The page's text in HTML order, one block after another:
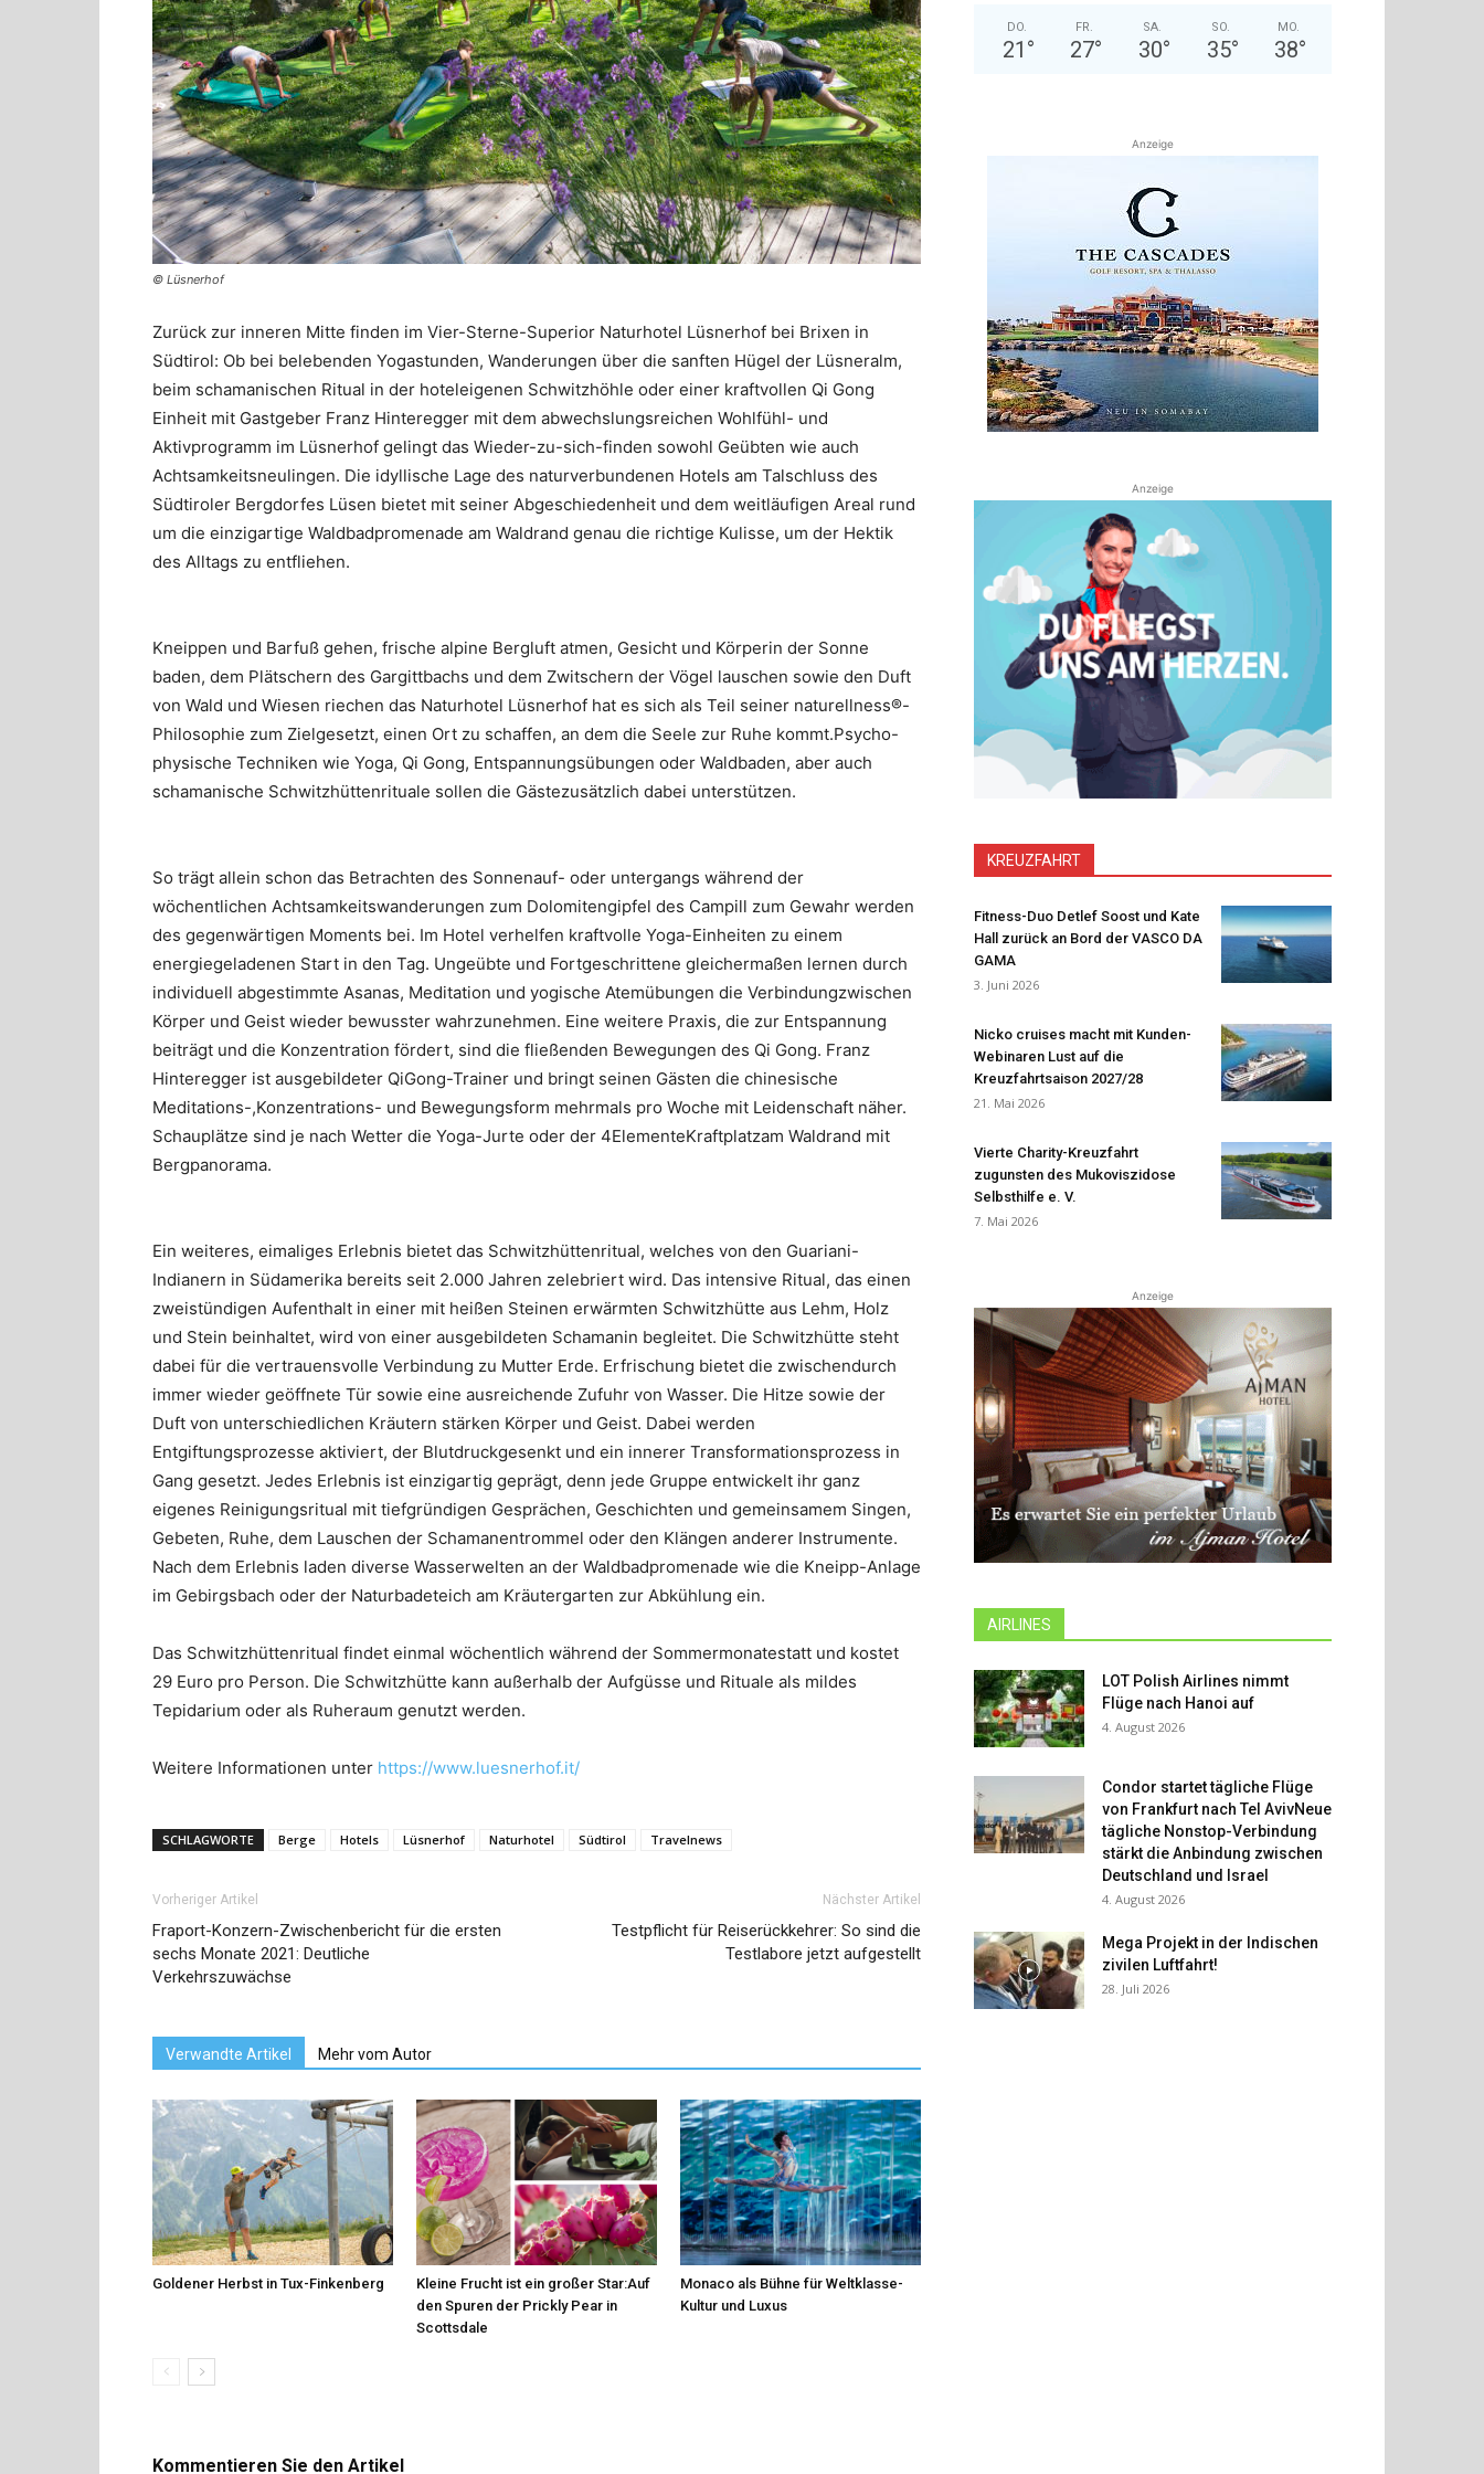
© Lüsnerhof
Zurück zur inneren Mitte finden im Vier-Sterne-Superior Naturhotel Lüsnerhof bei Brixen in
Südtirol: Ob bei belebenden Yogastunden, Wanderungen über die sanften Hügel der Lüsneralm,
beim schamanischen Ritual in der hoteleigenen Schwitzhöhle oder einer kraftvollen Qi Gong
Einheit mit Gastgeber Franz Hinteregger mit dem abwechslungsreichen Wohlfühl- und
Aktivprogramm im Lüsnerhof gelingt das Wieder-zu-sich-finden sowohl Geübten wie auch
Achtsamkeitsneulingen. Die idyllische Lage des naturverbundenen Hotels am Talschluss des
Südtiroler Bergdorfes Lüsen bietet mit seiner Abgeschiedenheit und dem weitläufigen Areal rund
um die einzigartige Waldbadpromenade am Waldrand genau die richtige Kulisse, um der Hektik
des Alltags zu entfliehen.
Kneippen und Barfuß gehen, frische alpine Bergluft atmen, Gesicht und Körperin der Sonne
baden, dem Plätschern des Gargittbachs und dem Zwitschern der Vögel lauschen sowie den Duft
von Wald und Wiesen riechen das Naturhotel Lüsnerhof hat es sich als Teil seiner naturellness®-
Philosophie zum Zielgesetzt, einen Ort zu schaffen, an dem die Seele zur Ruhe kommt.Psycho-
physische Techniken wie Yoga, Qi Gong, Entspannungsübungen oder Waldbaden, aber auch
schamanische Schwitzhüttenrituale sollen die Gästezusätzlich dabei unterstützen.
So trägt allein schon das Betrachten des Sonnenauf- oder untergangs während der
wöchentlichen Achtsamkeitswanderungen zum Dolomitengipfel des Campill zum Gewahr werden
des gegenwärtigen Moments bei. Im Hotel verhelfen kraftvolle Yoga-Einheiten zu einem
energiegeladenen Start in den Tag. Ungeübte und Fortgeschrittene gleichermaßen lernen durch
individuell abgestimmte Asanas, Meditation und yogische Atemübungen die Verbindungzwischen
Körper und Geist wieder bewusster wahrzunehmen. Eine weitere Praxis, die zur Entspannung
beiträgt und die Konzentration fördert, sind die fließenden Bewegungen des Qi Gong. Franz
Hinteregger ist ausgebildeter QiGong-Trainer und bringt seinen Gästen die chinesische
Meditations-,Konzentrations- und Bewegungsform mehrmals pro Woche mit Leidenschaft näher.
Schauplätze sind je nach Wetter die Yoga-Jurte oder der 4ElementeKraftplatzam Waldrand mit
Bergpanorama.
Ein weiteres, eimaliges Erlebnis bietet das Schwitzhüttenritual, welches von den Guariani-
Indianern in Südamerika bereits seit 2.000 Jahren zelebriert wird. Das intensive Ritual, das einen
zweistündigen Aufenthalt in einer mit heißen Steinen erwärmten Schwitzhütte aus Lehm, Holz
und Stein beinhaltet, wird von einer ausgebildeten Schamanin begleitet. Die Schwitzhütte steht
dabei für die vertrauensvolle Verbindung zu Mutter Erde. Erfrischung bietet die zwischendurch
immer wieder geöffnete Tür sowie eine ausreichende Zufuhr von Wasser. Die Hitze sowie der
Duft von unterschiedlichen Kräutern stärken Körper und Geist. Dabei werden
Entgiftungsprozesse aktiviert, der Blutdruckgesenkt und ein innerer Transformationsprozess in
Gang gesetzt. Jedes Erlebnis ist einzigartig geprägt, denn jede Gruppe entwickelt ihr ganz
eigenes Reinigungsritual mit tiefgründigen Gesprächen, Geschichten und gemeinsamem Singen,
Gebeten, Ruhe, dem Lauschen der Schamanentrommel oder den Klängen anderer Instrumente.
Nach dem Erlebnis laden diverse Wasserwelten an der Waldbadpromenade wie die Kneipp-Anlage
im Gebirgsbach oder der Naturbadeteich am Kräutergarten zur Abkühlung ein.
Das Schwitzhüttenritual findet einmal wöchentlich während der Sommermonatestatt und kostet
29 Euro pro Person. Die Schwitzhütte kann außerhalb der Aufgüsse und Rituale als mildes
Tepidarium oder als Ruheraum genutzt werden.
Weitere Informationen unter https://www.luesnerhof.it/
SCHLAGWORTE Berge Hotels Lüsnerhof Naturhotel Südtirol Travelnews
Vorheriger Artikel
Fraport-Konzern-Zwischenbericht für die ersten
sechs Monate 2021: Deutliche
Verkehrszuwächse
Nächster Artikel
Testpflicht für Reiserückkehrer: So sind die
Testlabore jetzt aufgestellt
Verwandte Artikel Mehr vom Autor
Goldener Herbst in Tux-Finkenberg
Kleine Frucht ist ein großer Star:Auf
den Spuren der Prickly Pear in
Scottsdale
Monaco als Bühne für Weltklasse-
Kultur und Luxus
Kommentieren Sie den Artikel
DO.
21 °
FR.
27°
SA.
30°
SO.
35°
MO.
38°
Anzeige
Anzeige
KREUZFAHRT
Fitness-Duo Detlef Soost und Kate
Hall zurück an Bord der VASCO DA
GAMA
3. Juni 2026
Nicko cruises macht mit Kunden-
Webinaren Lust auf die
Kreuzfahrtsaison 2027/28
21. Mai 2026
Vierte Charity-Kreuzfahrt
zugunsten des Mukoviszidose
Selbsthilfe e. V.
7. Mai 2026
Anzeige
AIRLINES
LOT Polish Airlines nimmt
Flüge nach Hanoi auf
4. August 2026
Condor startet tägliche Flüge
von Frankfurt nach Tel AvivNeue
tägliche Nonstop-Verbindung
stärkt die Anbindung zwischen
Deutschland und Israel
4. August 2026
Mega Projekt in der Indischen
zivilen Luftfahrt!
28. Juli 2026